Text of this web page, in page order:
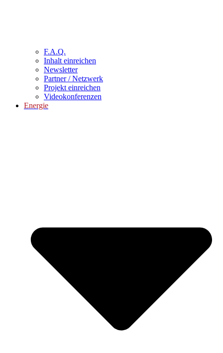
F.A.Q.
Inhalt einreichen
Newsletter
Partner / Netzwerk
Projekt einreichen
Videokonferenzen
Energie